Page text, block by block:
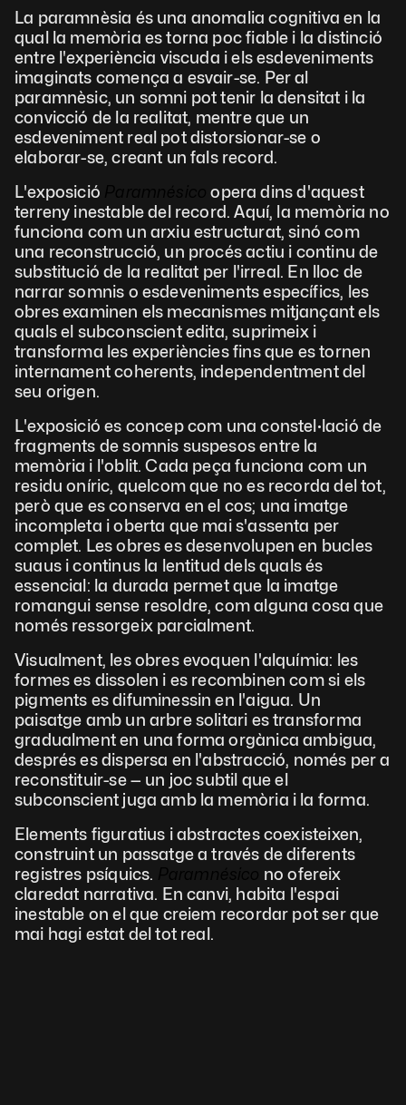
La paramnèsia és una anomalia cognitiva en la
qual la memòria es torna poc fiable i la distinció
entre l'experiència viscuda i els esdeveniments
imaginats comença a esvair-se. Per al
paramnèsic, un somni pot tenir la densitat i la
convicció de la realitat, mentre que un
esdeveniment real pot distorsionar-se o
elaborar-se, creant un fals record.
L'exposició
Paramnésico opera dins d'aquest
terreny inestable del record. Aquí, la memòria no
funciona com un arxiu estructurat, sinó com
una reconstrucció, un procés actiu i continu de
substitució de la realitat per l'irreal. En lloc de
narrar somnis o esdeveniments específics, les
obres examinen els mecanismes mitjançant els
quals el subconscient edita, suprimeix i
transforma les experiències fins que es tornen
internament coherents, independentment del
seu origen.
L'exposició es concep com una constel·lació de
fragments de somnis suspesos entre la
memòria i l'oblit. Cada peça funciona com un
residu oníric, quelcom que no es recorda del tot,
però que es conserva en el cos; una imatge
incompleta i oberta que mai s'assenta per
complet. Les obres es desenvolupen en bucles
suaus i continus la lentitud dels quals és
essencial: la durada permet que la imatge
romangui sense resoldre, com alguna cosa que
només ressorgeix parcialment.
Visualment, les obres evoquen l'alquímia: les
formes es dissolen i es recombinen com si els
pigments es difuminessin en l'aigua. Un
paisatge amb un arbre solitari es transforma
gradualment en una forma orgànica ambigua,
després es dispersa en l'abstracció, només per a
reconstituir-se — un joc subtil que el
subconscient juga amb la memòria i la forma.
Elements figuratius i abstractes coexisteixen,
construint un passatge a través de diferents
registres psíquics.
no ofereix
claredat narrativa. En canvi, habita l'espai
inestable on el que creiem recordar pot ser que
mai hagi estat del tot real.